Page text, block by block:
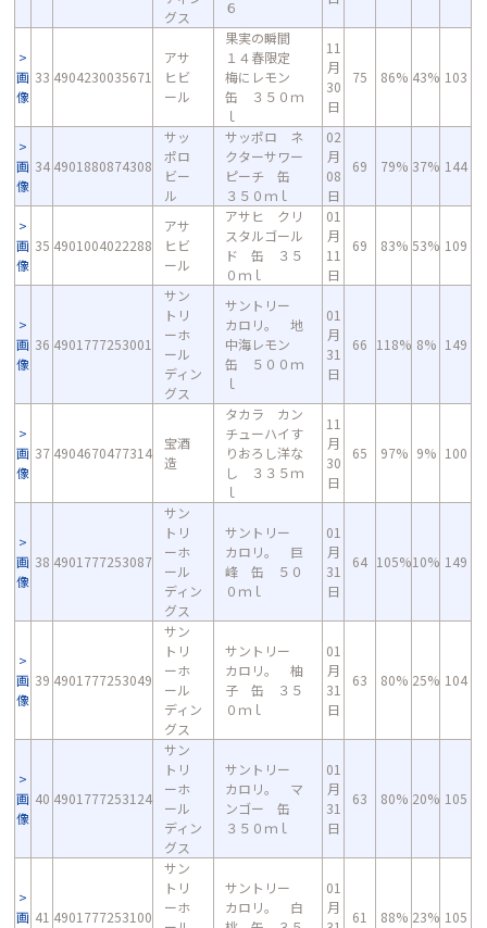
グス
６
画
像
33 4904230035671
アサ
ヒビ
ール
果実の瞬間
１４春限定
梅にレモン
缶 ３５０ｍ
ｌ
11
月
30
日
75 86% 43% 103
画
像
34 4901880874308
サッ
ポロ
ビー
ル
サッポロ ネ
クターサワー
ピーチ 缶
３５０ｍｌ
02
月
08
日
69 79% 37% 144
画
像
35 4901004022288
アサ
ヒビ
ール
アサヒ クリ
スタルゴール
ド 缶 ３５
０ｍｌ
01
月
11
日
69 83% 53% 109
画
像
36 4901777253001
サン
トリ
ーホ
ール
ディン
グス
サントリー
カロリ。 地
中海レモン
缶 ５００ｍ
ｌ
01
月
31
日
66 118% 8% 149
画
像
37 4904670477314
宝酒
造
タカラ カン
チューハイす
りおろし洋な
し ３３５ｍ
ｌ
11
月
30
日
65 97% 9% 100
画
像
38 4901777253087
サン
トリ
ーホ
ール
ディン
グス
サントリー
カロリ。 巨
峰 缶 ５０
０ｍｌ
01
月
31
日
64 105%10% 149
画
像
39 4901777253049
サン
トリ
ーホ
ール
ディン
グス
サントリー
カロリ。 柚
子 缶 ３５
０ｍｌ
01
月
31
日
63 80% 25% 104
画
像
40 4901777253124
サン
トリ
ーホ
ール
ディン
グス
サントリー
カロリ。 マ
ンゴー 缶
３５０ｍｌ
01
月
31
日
63 80% 20% 105
画 41 4901777253100
サン
トリ
ーホ
サントリー
カロリ。 白
01
月
61 88% 23% 105